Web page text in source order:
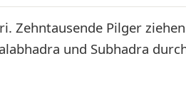
Zehntausende Pilger
und Subhadra